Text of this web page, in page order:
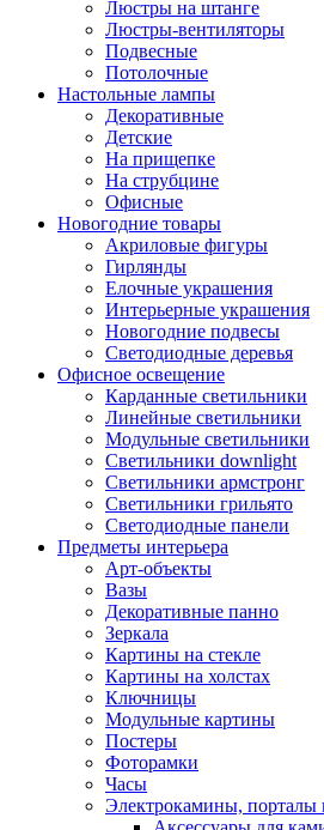
Люстры на штанге
Люстры-вентиляторы
Подвесные
Потолочные
Настольные лампы
Декоративные
Детские
На прищепке
На струбцине
Офисные
Новогодние товары
Акриловые фигуры
Гирлянды
Елочные украшения
Интерьерные украшения
Новогодние подвесы
Светодиодные деревья
Офисное освещение
Карданные светильники
Линейные светильники
Модульные светильники
Светильники downlight
Светильники армстронг
Светильники грильято
Светодиодные панели
Предметы интерьера
Арт-объекты
Вазы
Декоративные панно
Зеркала
Картины на стекле
Картины на холстах
Ключницы
Модульные картины
Постеры
Фоторамки
Часы
Электрокамины, порталы